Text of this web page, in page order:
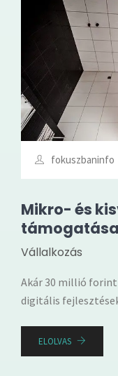
fokuszbaninfo
Mikro- és
támogatása
Vállalkozás
Akár 30 millió
digitális
ELOLVAS